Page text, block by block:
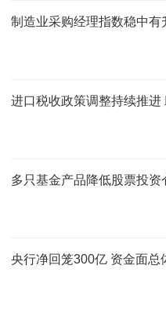
制造业采购经理指数稳中
进口税收政策调整持续推进
多只基金产品降低股票投资
央行净回笼300亿 资金面总